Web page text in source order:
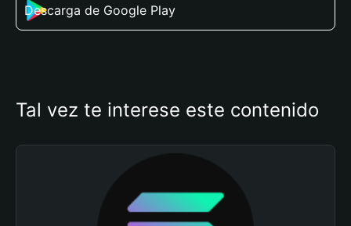
Descarga de Google Play
Tal vez te interese este contenido